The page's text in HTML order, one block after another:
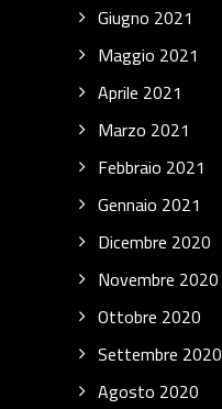
Giugno 2021
Maggio 2021
Aprile 2021
Marzo 2021
Febbraio 2021
Gennaio 2021
Dicembre 2020
Novembre 2020
Ottobre 2020
Settembre 2020
Agosto 2020